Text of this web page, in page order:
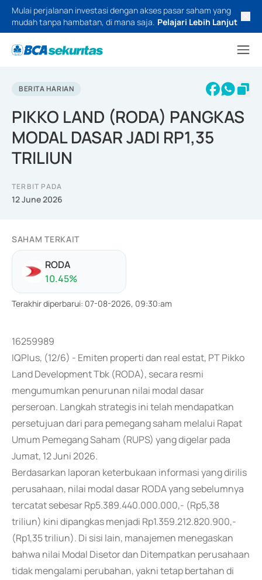
Mulai perjalanan investasi dengan akses pasar saham yang
mudah tanpa hambatan, di mana saja. Pelajari Lebih Lanjut
BERITA HARIAN
PIKKO LAND (RODA) PANGKAS
MODAL DASAR JADI RP1,35
TRILIUN
TERBIT PADA
12 June 2026
SAHAM TERKAIT
RODA
10.45%
Terakhir diperbarui: 07-08-2026, 09:30:am
16259989
IQPlus, (12/6) - Emiten properti dan real estat, PT Pikko
Land Development Tbk (RODA), secara resmi
mengumumkan penurunan nilai modal dasar
perseroan. Langkah strategis ini telah mendapatkan
persetujuan dari para pemegang saham melalui Rapat
Umum Pemegang Saham (RUPS) yang digelar pada
Jumat, 12 Juni 2026.
Berdasarkan laporan keterbukaan informasi yang dirilis
perusahaan, nilai modal dasar RODA yang sebelumnya
tercatat sebesar Rp5.389.440.000.000,- (Rp5,38
triliun) kini dipangkas menjadi Rp1.359.212.820.900,-
(Rp1,35 triliun). Di sisi lain, manajemen menegaskan
bahwa nilai Modal Disetor dan Ditempatkan perusahaan
tidak mengalami perubahan, yakni tetap bertahan di